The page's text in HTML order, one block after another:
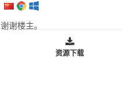
谢楼主。
2025-02-16 12:07
资源下载